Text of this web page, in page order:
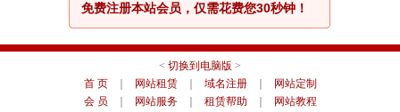
免费注册本站会员，仅需花费您30秒钟！
< 切换到电脑版 >
首 页｜ 网站租赁｜ 域名注册｜
网站定制
会 员
网站服务｜ 租赁帮助
网站教程